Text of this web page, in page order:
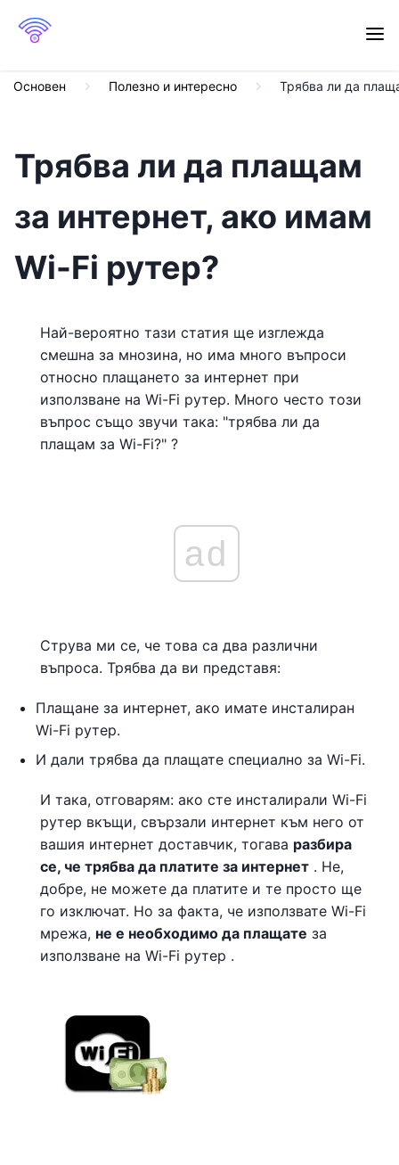
Основен Полезно и интересно Трябва ли да
Трябва ли да плащам
за интернет, ако имам
Wi-Fi рутер?
Най-вероятно тази статия ще изглежда
смешна за мнозина, но има много въпроси
относно плащането за интернет при
използване на Wi-Fi рутер. Много често този
въпрос също звучи така: "трябва ли да
плащам за Wi-Fi?" ?
ad
Струва ми се, че това са два различни
въпроса. Трябва да ви представя:
Плащане за интернет, ако имате инсталиран
Wi-Fi рутер.
И дали трябва да плащате специално за Wi-Fi.
И така, отговарям: ако сте инсталирали Wi-Fi
рутер вкъщи, свързали интернет към него от
вашия интернет доставчик, тогава разбира
се, че трябва да платите за интернет . Не,
добре, не можете да платите и те просто ще
го изключат. Но за факта, че използвате Wi-Fi
мрежа, не е необходимо да плащате за
използване на Wi-Fi рутер .